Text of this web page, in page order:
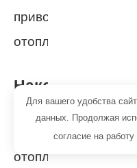
приводящих к
отопления.
Накопитель,
В течение
отопления
Для вашего удобства
данных. Продолжая
согласие на